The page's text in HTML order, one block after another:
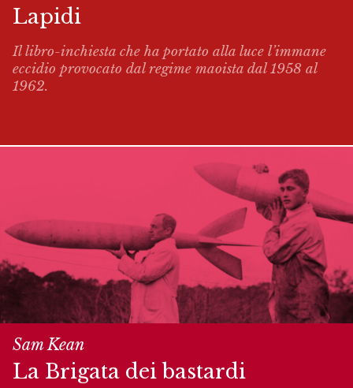
Lapidi
Il libro-inchiesta che ha portato alla luce l’immane
eccidio provocato dal regime maoista dal 1958 al
1962.
Sam Kean
La Brigata dei bastardi